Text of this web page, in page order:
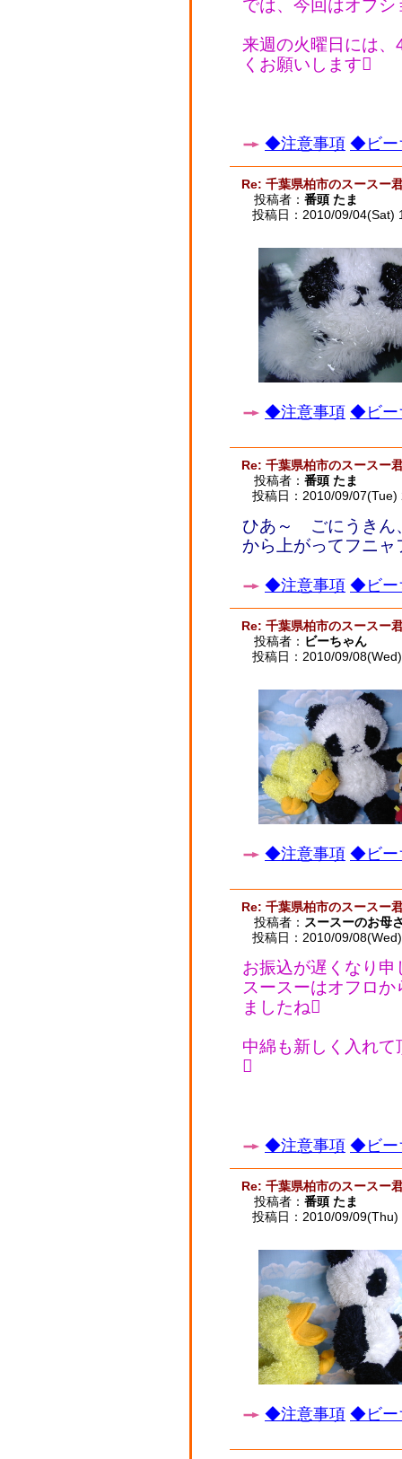
では、今回はオプ
来週の火曜日には
くお願いします
◆注意事項 ◆ビー
Re: 千葉県柏市のスースー
投稿者： 番頭 たま
投稿日：2010/09/04(Sat)
◆注意事項 ◆ビー
Re: 千葉県柏市のスースー
投稿者： 番頭 たま
投稿日：2010/09/
ひあ～ ごにうきん
から上がってフニ
◆注意事項 ◆ビー
Re: 千葉県柏市のスースー
投稿者： ビーちゃん
投稿日：2010/09/
◆注意事項 ◆ビー
Re: 千葉県柏市のスースー
投稿者： スースーのお母
投稿日：2010/09/
お振込が遅くなり
スースーはオフロ
ましたね
中綿も新しく入れ

◆注意事項 ◆ビー
Re: 千葉県柏市のスースー
投稿者： 番頭 たま
投稿日：2010/09/
◆注意事項 ◆ビー